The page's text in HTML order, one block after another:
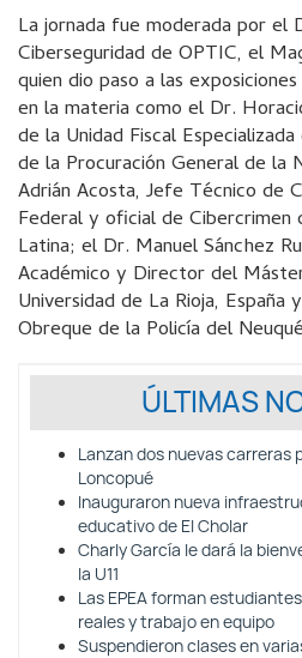
La jornada fue moderada por el
Ciberseguridad de OPTIC, el
quien dio paso a las
en la materia como el Dr.
de la Unidad Fiscal
de la Procuración General de la
Adrián Acosta, Jefe Técnico de
Federal y oficial de
Latina; el Dr. Manuel Sánchez
Académico y Director del
Universidad de La Rioja, España
Obreque de la Policía del
ÚLTIMAS
Lanzan dos nuevas carreras
Loncopué
Inauguraron nueva
educativo de El Cholar
Charly García le dará la
la U11
Las EPEA forman
reales y trabajo en equipo
Suspendieron clases en